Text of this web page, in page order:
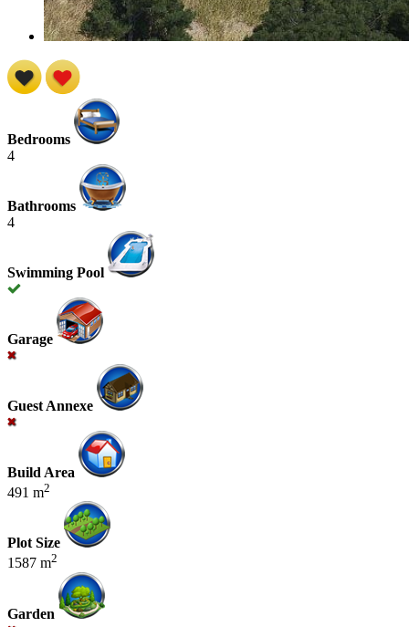
Bedrooms
4
Bathrooms
4
Swimming Pool
Garage
Guest Annexe
Build Area
491 m2
Plot Size
1587 m2
Garden